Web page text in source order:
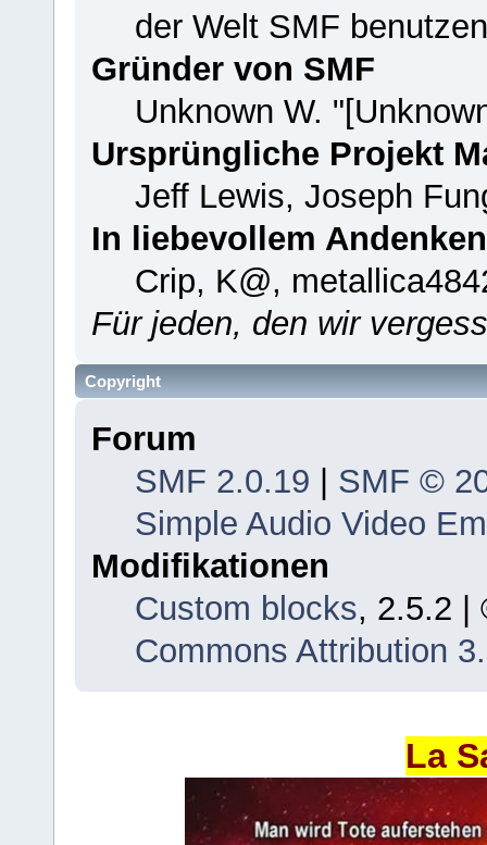
der Welt SMF
Gründer von SMF
Unknown W.
Ursprüngliche Projekt
Jeff Lewis, Joseph
In liebevollem
Crip, K@,
Für jeden, den wir
Copyright
Forum
SMF 2.0.19
SMF ©
Simple Audio Video
Modifikationen
Custom blocks, 2.5.2 |
Commons Attribution
La